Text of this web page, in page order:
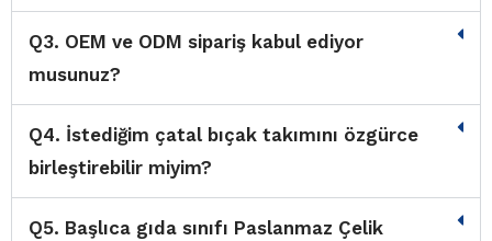
Q3. OEM ve ODM sipariş kabul ediyor
musunuz?
Q4. İstediğim çatal bıçak takımını özgürce
birleştirebilir miyim?
Q5. Başlıca gıda sınıfı Paslanmaz Çelik